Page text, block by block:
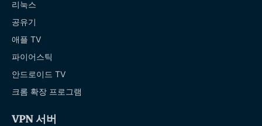
리눅스
공유기
애플 TV
파이어스틱
안드로이드 TV
크롬 확장 프로그램
VPN 서버